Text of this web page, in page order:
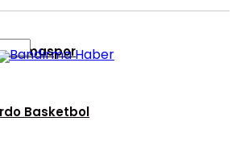
Basketbol